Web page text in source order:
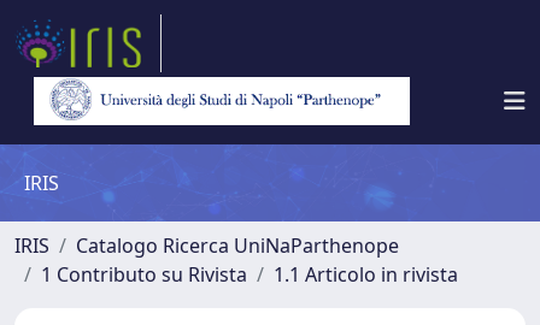
IRIS
IRIS
Catalogo Ricerca UniNaParthenope
1 Contributo su Rivista
1.1 Articolo in rivista